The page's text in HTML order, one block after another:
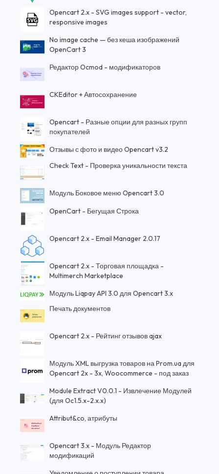
Opencart 2.x - SVG images support - vector,
responsive images
No image cache — без кеша изображений
OpenCart 3
Редактор Ocmod - модификаторов
CKEditor + Автосохранение
Opencart - Разные опции для разных групп
покупателей
Отзывы с фото и видео Opencart v3.2
Check Text - Проверка уникальности текста
Модуль Боковое меню Opencart 3.0
OpenCart - Бегущая Строка
Opencart 2.x - Email Manager 2.0.17
Opencart 2.x - Торговая площадка -
Multimerch Marketplace
Модуль Liqpay API 3.0 для Opencart 3.x
Печать документов
Opencart 2.x - Рейтинг отзывов ajax
Модуль XML выгрузка товаров на Prom.ua для
Opencart 2x - 3x, Woocommerce - под заказ
Module Extract V0.0.1 - Извлечение Модулей
(для Oc1.5.x-2.x.x)
Attribut&co, атрибуты
Opencart 3.x - Модуль Редактор
модификаций